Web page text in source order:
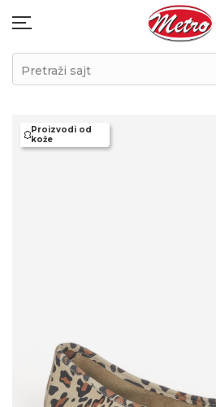
Pretraži sajt
Proizvodi od
kože